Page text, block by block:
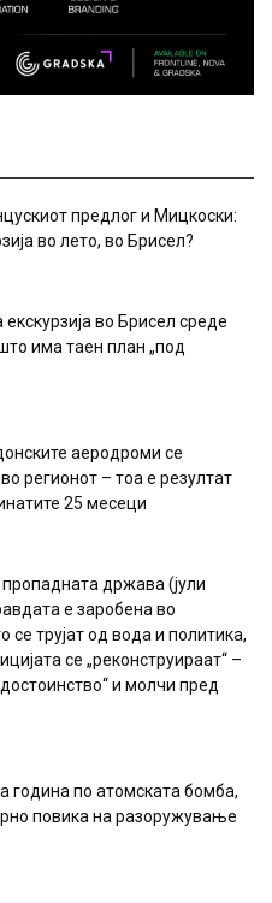
предлог и Мицкоски:
во лето, во Брисел?
во Брисел среде
има таен план „под
аеродроми се
регионот – тоа е резултат
25 месеци
држава (јули
е заробена во
се трујат од вода и политика,
се „реконструираат“ –
и молчи пред
година по атомската бомба,
повика на разоружување